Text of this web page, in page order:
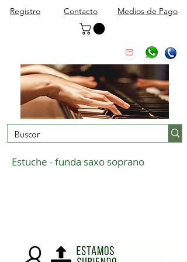
Registro Contacto Medios de Pago
Estuche - funda saxo soprano